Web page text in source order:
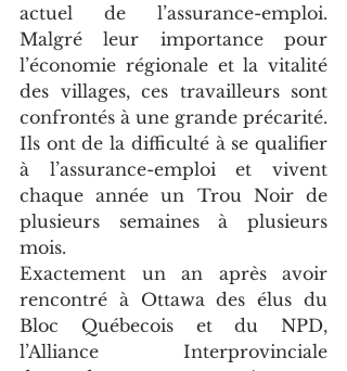
actuel de l’assurance-emploi.
Malgré leur importance pour
l’économie régionale et la vitalité
des villages, ces travailleurs sont
confrontés à une grande précarité.
Ils ont de la difficulté à se qualifier
à l’assurance-emploi et vivent
chaque année un Trou Noir de
plusieurs semaines à plusieurs
mois.
Exactement un an après avoir
rencontré à Ottawa des élus du
Bloc Québecois et du NPD,
l’Alliance Interprovinciale